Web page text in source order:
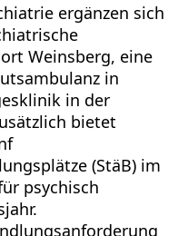
ergänzen sich
Weinsberg, eine
in
in der
bietet
(StäB) im
psychisch